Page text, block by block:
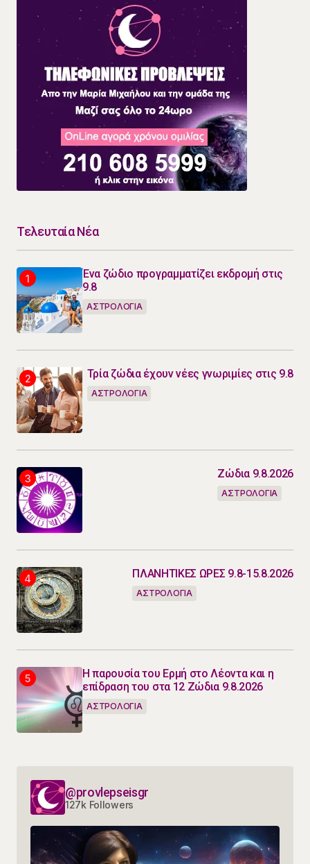
Τελευταία Νέα
Ένα ζώδιο προγραμματίζει εκδρομή στις
9.8
ΑΣΤΡΟΛΟΓΙΑ
Τρία ζώδια έχουν νέες γνωριμίες στις 9.8
ΑΣΤΡΟΛΟΓΙΑ
Ζώδια 9.8.2026
ΑΣΤΡΟΛΟΓΙΑ
ΠΛΑΝΗΤΙΚΕΣ ΩΡΕΣ 9.8-15.8.2026
ΑΣΤΡΟΛΟΓΙΑ
Η παρουσία του Ερμή στο Λέοντα και η
επίδραση του στα 12 Ζώδια 9.8.2026
ΑΣΤΡΟΛΟΓΙΑ
@provlepseisgr
127k Followers